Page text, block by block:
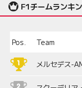
F1チームランキ
Pos. Team
メルセデス-